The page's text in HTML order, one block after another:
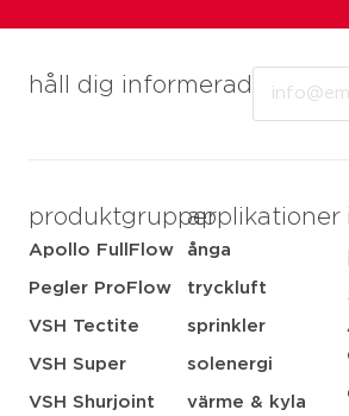
håll dig informerad
produktgrupper
Apollo FullFlow
Pegler ProFlow
VSH Tectite
VSH Super
VSH Shurjoint
applikationer
ånga
tryckluft
sprinkler
solenergi
värme & kyla